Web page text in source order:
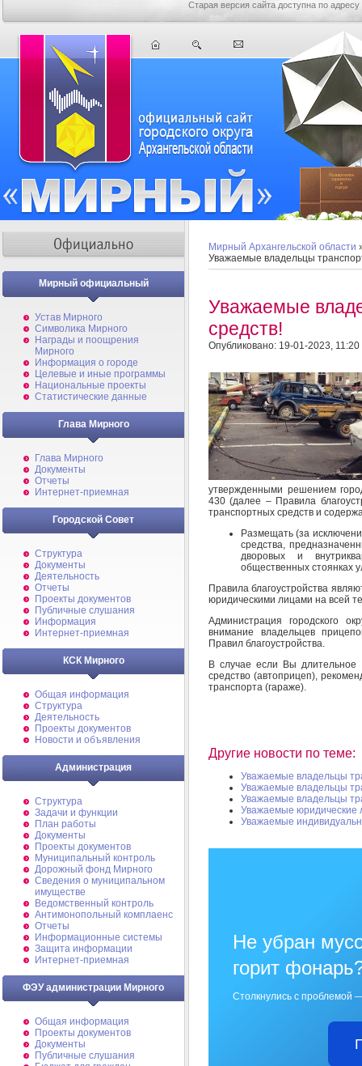
Старая версия сайта доступна по адресу
Мирный официальный
Устав Мирного
Символика Мирного
Награды и поощрения
Мирного
Информация о городе
Целевые и иные программы
Национальные проекты
Статистические данные
Глава Мирного
Глава Мирного
Документы
Отчеты
Интернет-приемная
Городской Совет
Структура
Документы
Деятельность
Отчеты
Проекты документов
Публичные слушания
Информация
Интернет-приемная
КСК Мирного
Общая информация
Структура
Деятельность
Проекты документов
Новости и объявления
Администрация
Структура
Задачи и функции
План работы
Документы
Проекты документов
Муниципальный контроль
Дорожный фонд Мирного
Cведения о муниципальном
имуществе
Ведомственный контроль
Антимонопольный комплаенс
Отчеты
Информационные системы
Защита информации
Интернет-приемная
ФЭУ администрации Мирного
Общая информация
Проекты документов
Документы
Публичные слушания
Мирный Архангельской области
Уважаемые владельцы
Уважаемые
средств!
Опубликовано: 19-01-2023, 11:20
утвержденными решением
430 (далее – Правила
транспортных средств и
Размещать (за
средства,
дворовых и
общественных стоянках
Правила благоустройства
юридическими лицами на всей
Администрация городского
внимание владельцев
Правил благоустройства.
В случае если Вы длительное
средство (автоприцеп),
транспорта (гараже).
Другие новости по теме:
Уважаемые владельцы
Уважаемые владельцы
Уважаемые владельцы
Уважаемые юридические
Уважаемые
Не убран
горит
Столкнулись с проблемой